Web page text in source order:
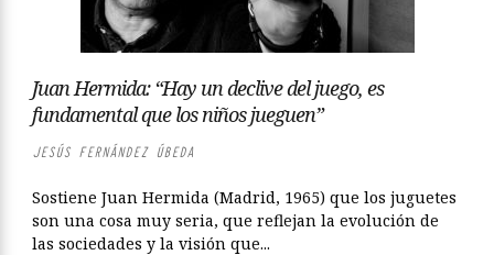
Juan Hermida: “Hay un declive del juego, es
fundamental que los niños jueguen”
JESÚS FERNÁNDEZ ÚBEDA
Sostiene Juan Hermida (Madrid, 1965) que los juguetes
son una cosa muy seria, que reflejan la evolución de
las sociedades y la visión que...